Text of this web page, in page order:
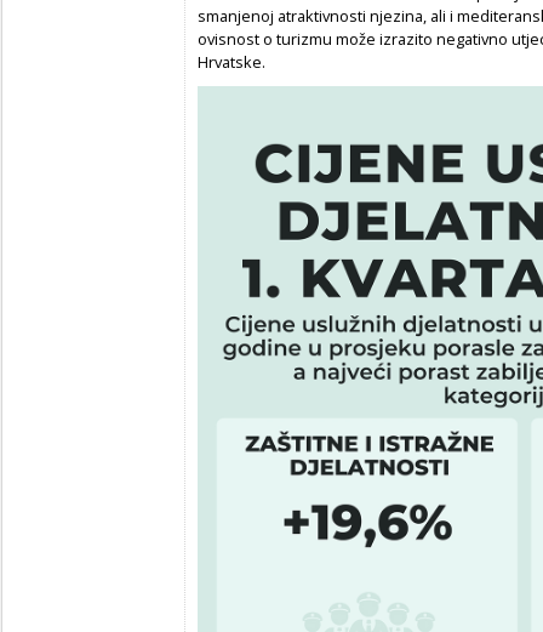
smanjenoj atraktivnosti njezina, ali i
ovisnost o turizmu može izrazito negativno
Hrvatske.